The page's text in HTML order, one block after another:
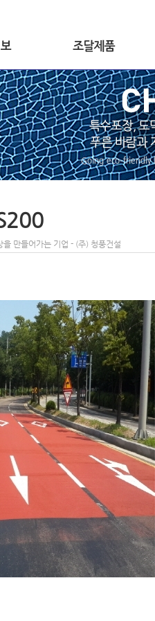
트
재(mma)
포장
재
ROAD-COAT S100
ROAD-COAT S200
ROAD-COAT S500
ROAD-CRETE S100
ROAD-CRETE S500
ROAD-STAMP S300
ROAD-STAMP MMA
CPU-S300
만들어가는 기업 - (주) 청풍건설